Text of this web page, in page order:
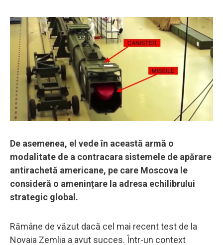
De asemenea, el vede în această armă o
modalitate de a contracara sistemele de apărare
antirachetă americane, pe care Moscova le
consideră o amenințare la adresa echilibrului
strategic global.
Rămâne de văzut dacă cel mai recent test de la
Novaia Zemlia a avut succes. Într-un context